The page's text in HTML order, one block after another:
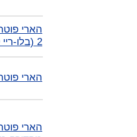
הארי
2 (בלו-ריי 3D+2D)
הארי
הארי